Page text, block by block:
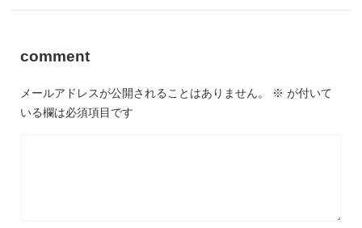
comment
メールアドレスが公開されることはありません。 ※ が付いて
いる欄は必須項目です